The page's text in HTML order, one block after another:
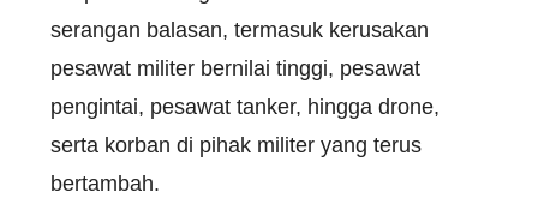
serangan balasan, termasuk kerusakan
pesawat militer bernilai tinggi, pesawat
pengintai, pesawat tanker, hingga drone,
serta korban di pihak militer yang terus
bertambah.